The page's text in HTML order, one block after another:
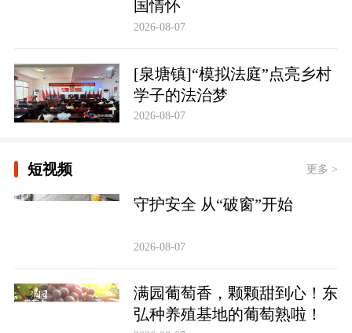
国情怀
2026-08-07
[泉塘镇]“模拟法庭”点亮乡村
学子的法治梦
2026-08-07
短视频 更多 >
守护安全 从“破窗”开始
2026-08-07
满园葡萄香，颗颗甜到心！东
弘种养殖基地的葡萄熟啦！